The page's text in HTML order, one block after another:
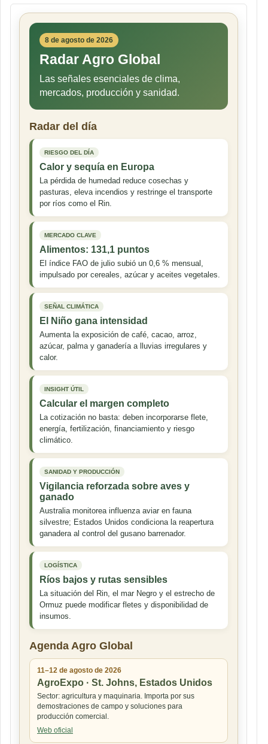
8 de agosto de 2026
Radar Agro Global
Las señales esenciales de clima,
mercados, producción y sanidad.
Radar del día
RIESGO DEL DÍA
Calor y sequía en Europa
La pérdida de humedad reduce cosechas y
pasturas, eleva incendios y restringe el transporte
por ríos como el Rin.
MERCADO CLAVE
Alimentos: 131,1 puntos
El índice FAO de julio subió un 0,6 % mensual,
impulsado por cereales, azúcar y aceites vegetales.
SEÑAL CLIMÁTICA
El Niño gana intensidad
Aumenta la exposición de café, cacao, arroz,
azúcar, palma y ganadería a lluvias irregulares y
calor.
INSIGHT ÚTIL
Calcular el margen completo
La cotización no basta: deben incorporarse flete,
energía, fertilización, financiamiento y riesgo
climático.
SANIDAD Y PRODUCCIÓN
Vigilancia reforzada sobre aves y
ganado
Australia monitorea influenza aviar en fauna
silvestre; Estados Unidos condiciona la reapertura
ganadera al control del gusano barrenador.
LOGÍSTICA
Ríos bajos y rutas sensibles
La situación del Rin, el mar Negro y el estrecho de
Ormuz puede modificar fletes y disponibilidad de
insumos.
Agenda Agro Global
11–12 de agosto de 2026
AgroExpo · St. Johns, Estados Unidos
Sector: agricultura y maquinaria. Importa por sus
demostraciones de campo y soluciones para
producción comercial.
Web oficial